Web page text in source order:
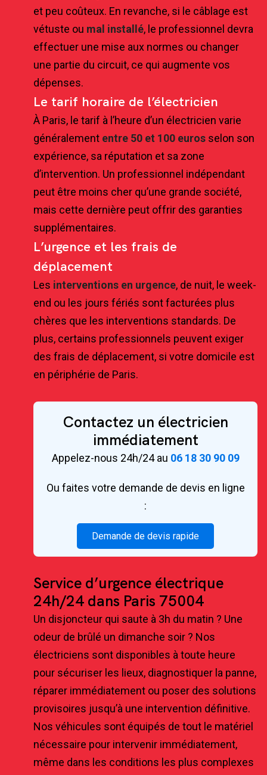
et peu coûteux. En revanche, si le câblage est
vétuste ou mal installé, le professionnel devra
effectuer une mise aux normes ou changer
une partie du circuit, ce qui augmente vos
dépenses.
Le tarif horaire de l’électricien
À Paris, le tarif à l’heure d’un électricien varie
généralement entre 50 et 100 euros selon son
expérience, sa réputation et sa zone
d’intervention. Un professionnel indépendant
peut être moins cher qu’une grande société,
mais cette dernière peut offrir des garanties
supplémentaires.
L’urgence et les frais de
déplacement
Les interventions en urgence, de nuit, le week-
end ou les jours fériés sont facturées plus
chères que les interventions standards. De
plus, certains professionnels peuvent exiger
des frais de déplacement, si votre domicile est
en périphérie de Paris.
Contactez un électricien
immédiatement
Appelez-nous 24h/24 au 06 18 30 90 09
Ou faites votre demande de devis en ligne
:
Demande de devis rapide
Service d’urgence électrique
24h/24 dans Paris 75004
Un disjoncteur qui saute à 3h du matin ? Une
odeur de brûlé un dimanche soir ? Nos
électriciens sont disponibles à toute heure
pour sécuriser les lieux, diagnostiquer la panne,
réparer immédiatement ou poser des solutions
provisoires jusqu’à une intervention définitive.
Nos véhicules sont équipés de tout le matériel
nécessaire pour intervenir immédiatement,
même dans les conditions les plus complexes